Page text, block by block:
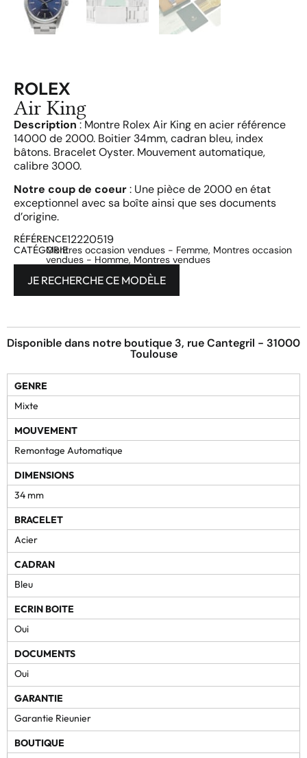
ROLEX
Air King
Description: Montre Rolex Air King en acier référence
14000 de 2000. Boitier 34mm, cadran bleu, index
bâtons. Bracelet Oyster. Mouvement automatique,
calibre 3000.
Notre coup de coeur: Une pièce de 2000 en état
exceptionnel avec sa boîte ainsi que ses documents
d’origine.
RÉFÉRENCE12220519
CATÉGORIEMontres occasion vendues - Femme, Montres occasion
vendues - Homme, Montres vendues
JE RECHERCHE CE MODÈLE
Disponible dans notre boutique 3, rue Cantegril - 31000
Toulouse
GENRE
Mixte
MOUVEMENT
Remontage Automatique
DIMENSIONS
34 mm
BRACELET
Acier
CADRAN
Bleu
ECRIN BOITE
Oui
DOCUMENTS
Oui
GARANTIE
Garantie Rieunier
BOUTIQUE